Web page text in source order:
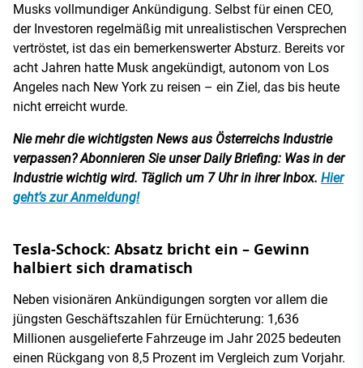
Musks vollmundiger Ankündigung. Selbst für einen CEO,
der Investoren regelmäßig mit unrealistischen Versprechen
vertröstet, ist das ein bemerkenswerter Absturz. Bereits vor
acht Jahren hatte Musk angekündigt, autonom von Los
Angeles nach New York zu reisen – ein Ziel, das bis heute
nicht erreicht wurde.
Nie mehr die wichtigsten News aus Österreichs Industrie
verpassen? Abonnieren Sie unser Daily Briefing: Was in der
Industrie wichtig wird. Täglich um 7 Uhr in ihrer Inbox. Hier
geht’s zur Anmeldung!
Tesla-Schock: Absatz bricht ein – Gewinn
halbiert sich dramatisch
Neben visionären Ankündigungen sorgten vor allem die
jüngsten Geschäftszahlen für Ernüchterung: 1,636
Millionen ausgelieferte Fahrzeuge im Jahr 2025 bedeuten
einen Rückgang von 8,5 Prozent im Vergleich zum Vorjahr.